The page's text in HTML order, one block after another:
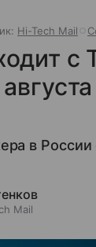
Hi-Tech Mail
с
в России
Mail